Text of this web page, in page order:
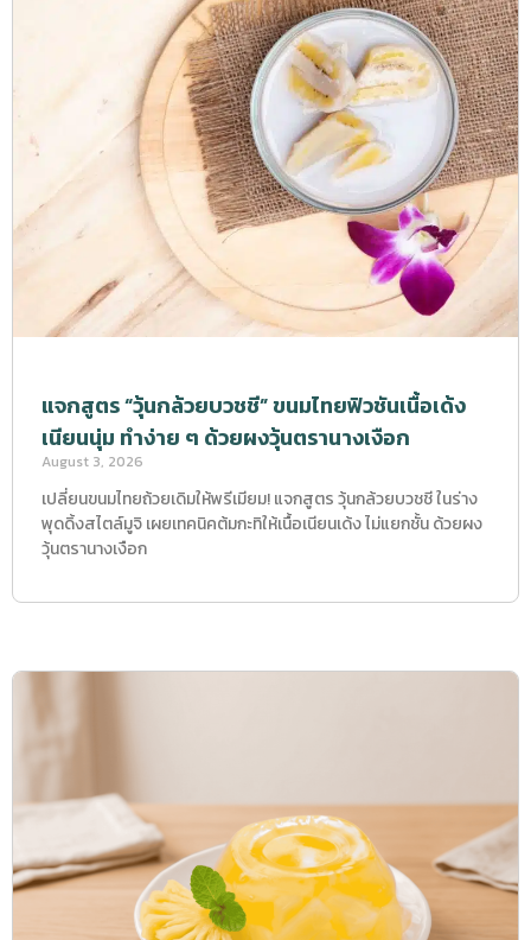
แจกสูตร “วุ้นกล้วยบวชชี” ขนมไทยฟิวชันเนื้อเด้ง
เนียนนุ่ม ทำง่าย ๆ ด้วยผงวุ้นตรานางเงือก
August 3, 2026
เปลี่ยนขนมไทยถ้วยเดิมให้พรีเมียม! แจกสูตร วุ้นกล้วยบวชชี ในร่าง
พุดดิ้งสไตล์มูจิ เผยเทคนิคต้มกะทิให้เนื้อเนียนเด้ง ไม่แยกชั้น ด้วยผง
วุ้นตรานางเงือก